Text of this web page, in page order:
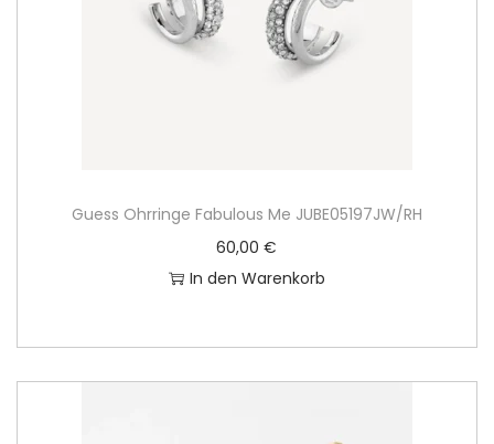
Guess Ohrringe Fabulous Me JUBE05197JW/RH
60,00€
In den Warenkorb